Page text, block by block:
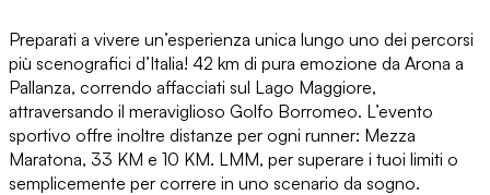
Preparati a vivere un’esperienza unica lungo uno dei percorsi
più scenografici d’Italia! 42 km di pura emozione da Arona a
Pallanza, correndo affacciati sul Lago Maggiore,
attraversando il meraviglioso Golfo Borromeo. L’evento
sportivo offre inoltre distanze per ogni runner: Mezza
Maratona, 33 KM e 10 KM. LMM, per superare i tuoi limiti o
semplicemente per correre in uno scenario da sogno.